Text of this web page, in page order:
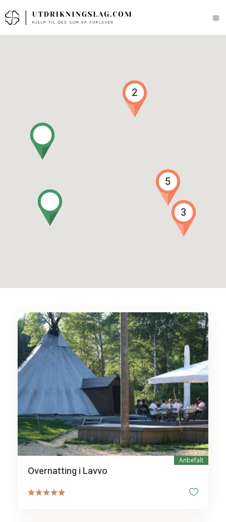
5
2
3
Anbefalt
Overnatting i Lavvo